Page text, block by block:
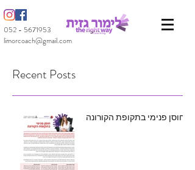
052 - 5671953
limorcoach@gmail.com
Recent Posts
חוסן פנימי בתקופת הקורונה